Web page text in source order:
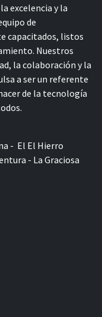
excelencia y la
de
capacitados, listos
Nuestros
la colaboración y la
a ser un referente
de la tecnología
- El El Hierro
- La Graciosa